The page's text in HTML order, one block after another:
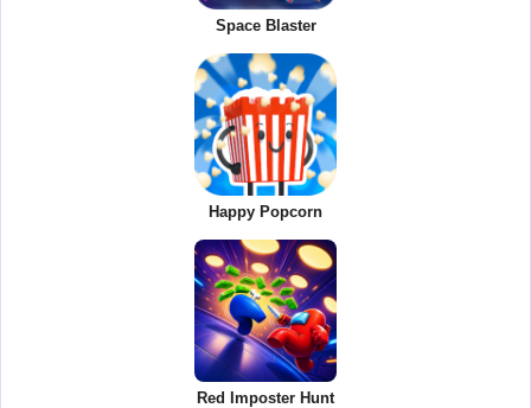
Space Blaster
Happy Popcorn
Red Imposter Hunt